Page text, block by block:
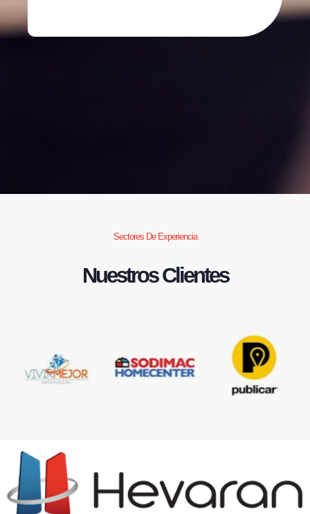
Sectores De Experiencia
Nuestros Clientes